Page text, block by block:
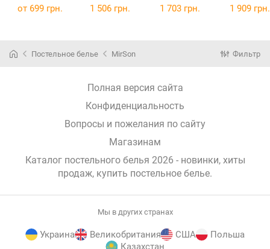
Manuscript 220
білизни
Manuscript
білизни
білизни Євро
от 699 грн. 1 506 грн. 1 703 грн. 1 909 грн.
Постельное белье MirSon Фильтр
Полная версия сайта
Конфиденциальность
Вопросы и пожелания по сайту
Магазинам
Каталог постельного белья 2026 - новинки, хиты
продаж, купить постельное белье.
Мы в других странах
Украина Великобритания США
Польша
Казахстан